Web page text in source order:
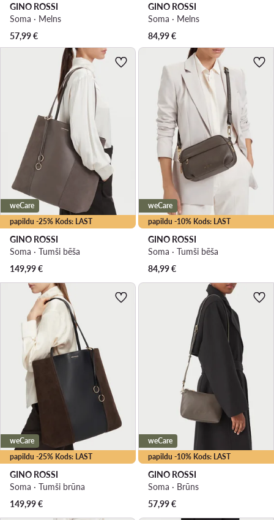
GINO ROSSI
Soma · Melns
57,99€
GINO ROSSI
Soma · Melns
84,99€
papildu -25% Kods: LAST
weCare
GINO ROSSI
Soma · Tumši bēša
149,99€
papildu -10% Kods: LAST
weCare
GINO ROSSI
Soma · Tumši bēša
84,99€
papildu -25% Kods: LAST
weCare
GINO ROSSI
Soma · Tumši brūna
149,99€
papildu -10% Kods: LAST
weCare
GINO ROSSI
Soma · Brūns
57,99€